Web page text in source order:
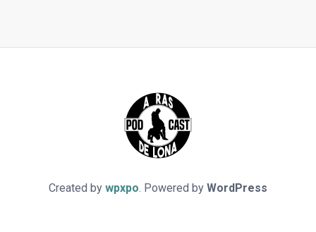
Created by wpxpo. Powered by WordPress